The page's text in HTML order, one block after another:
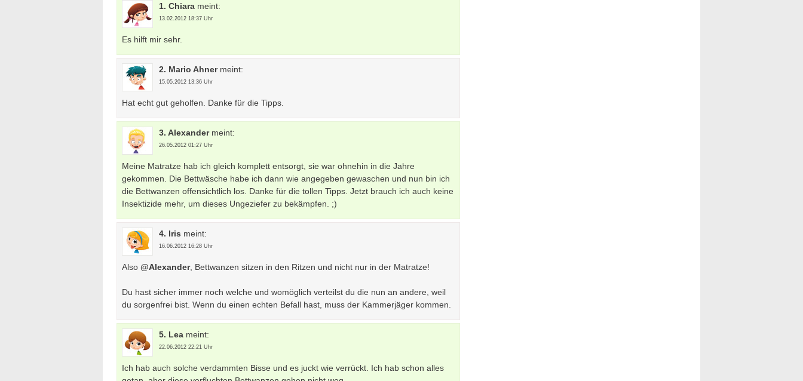
1. Chiara meint:
13.02.2012 18:37 Uhr
Es hilft mir sehr.
2. Mario Ahnermeint:
15.05.2012 13:36 Uhr
Hat echt gut geholfen. Danke für die Tipps.
3. Alexandermeint:
26.05.2012 01:27 Uhr
Meine Matratze hab ich gleich komplett entsorgt, sie war ohnehin in die Jahre
gekommen. Die Bettwäsche habe ich dann wie angegeben gewaschen und nun bin ich
die Bettwanzen offensichtlich los. Danke für die tollen Tipps. Jetzt brauch ich auch keine
Insektizide mehr, um dieses Ungeziefer zu bekämpfen. ;)
4. Iris meint:
16.06.2012 16:28 Uhr
Also @Alexander, Bettwanzen sitzen in den Ritzen und nicht nur in der Matratze!
Du hast sicher immer noch welche und womöglich verteilst du die nun an andere, weil
du sorgenfrei bist. Wenn du einen echten Befall hast, muss der Kammerjäger kommen.
5. Lea meint:
22.06.2012 22:21 Uhr
Ich hab auch solche verdammten Bisse und es juckt wie verrückt. Ich hab schon alles